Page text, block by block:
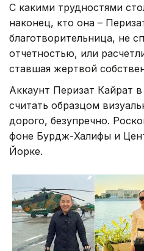
С какими трудностями
наконец, кто она –
благотворительница, не
отчетностью, или
ставшая жертвой
Аккаунт Перизат Кайрат
считать образцом
дорого, безупречно.
фоне Бурдж-Халифы и
Йорке.